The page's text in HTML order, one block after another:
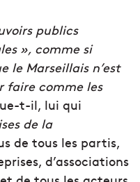
publics
», comme si
le Marseillais n’est
faire comme les
t-il, lui qui
de la
de tous les partis,
d’associations